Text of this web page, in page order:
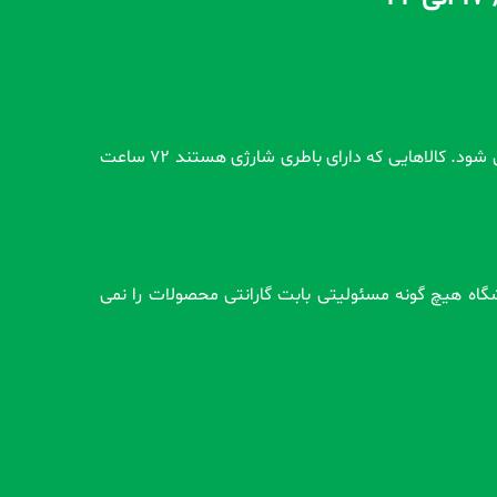
تمام محصولات بدون گارانتی قبل از اضافه شدن در سایت و بعد از ثبت سفارش مشتری کاملاً تست و از سلامت محصول اطمینان حاصل می شود. کالاهایی که دارای باطری شارژی هستند 72 ساعت
هیچ گونه مسئولیتی بابت گارانتی محصولات را نمی